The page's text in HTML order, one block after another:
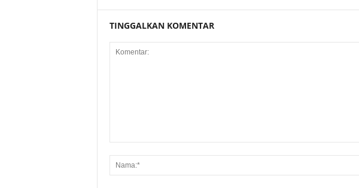
TINGGALKAN KOMENTAR